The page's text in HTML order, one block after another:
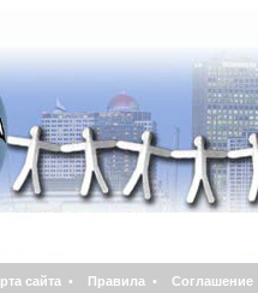
сайта • Правила • Соглашение